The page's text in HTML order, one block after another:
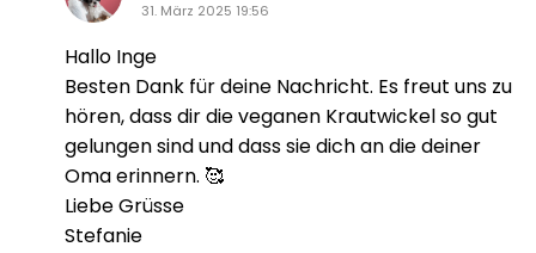
31. März 2025 19:56
Hallo Inge
Besten Dank für deine Nachricht. Es freut uns zu
hören, dass dir die veganen Krautwickel so gut
gelungen sind und dass sie dich an die deiner
Oma erinnern. 🥰
Liebe Grüsse
Stefanie